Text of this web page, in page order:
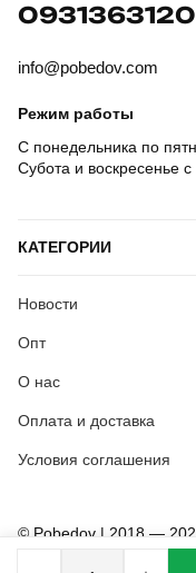
0931363120
info@pobedov.com
Режим работы
С понедельника по
Субота и воскресенье
КАТЕГОРИИ
Новости
Опт
О нас
Оплата и доставка
Условия соглашения
© Pobedov | 2018 —